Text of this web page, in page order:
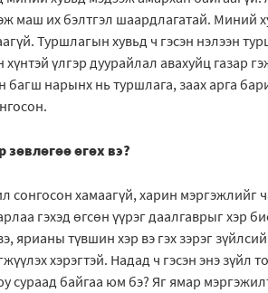
маш их бэлтгэл шаардлагатай. Миний
Туршлагын хувьд ч гэсэн нэлээн
үлгэр дуурайлал авахуйц газар
нарынх нь туршлага, заах арга
өгөх вэ?
хамаагүй, харин мэргэжлийг
гэхэд өгсөн үүрэг даалгаврыг хэр
ярианы түвшин хэр вэ гэх зэрэг
хэрэгтэй. Надад ч гэсэн энэ зүйл
сураад байгаа юм бэ? Яг ямар